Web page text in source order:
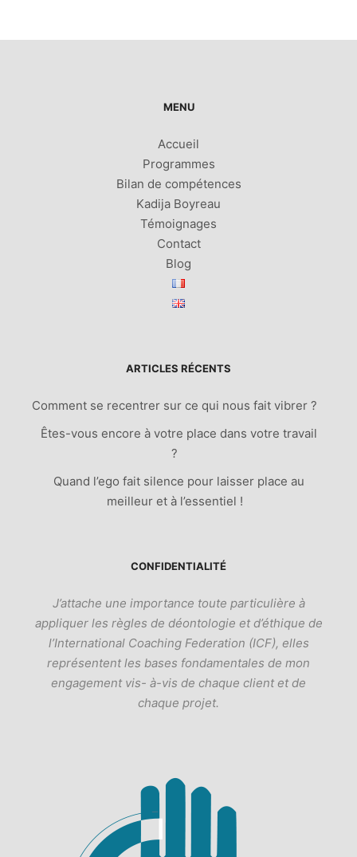
MENU
Accueil
Programmes
Bilan de compétences
Kadija Boyreau
Témoignages
Contact
Blog
ARTICLES RÉCENTS
Comment se recentrer sur ce qui nous fait vibrer ?
Êtes-vous encore à votre place dans votre travail
?
Quand l’ego fait silence pour laisser place au
meilleur et à l’essentiel !
CONFIDENTIALITÉ
J’attache une importance toute particulière à
appliquer les règles de déontologie et d’éthique de
l’International Coaching Federation (ICF), elles
représentent les bases fondamentales de mon
engagement vis- à-vis de chaque client et de
chaque projet.